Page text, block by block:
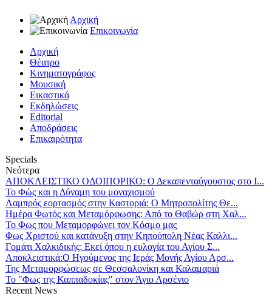
Αρχική
Επικοινωνία
Αρχική
Θέατρο
Κινηματογράφος
Μουσική
Εικαστικά
Εκδηλώσεις
Editorial
Αποδράσεις
Επικαιρότητα
Specials
Νεότερα
ΑΠΟΚΛΕΙΣΤΙΚΟ ΟΔΟΙΠΟΡΙΚΟ: Ο Δεκαπενταύγουστος στο Ι...
Το Φώς και η Δύναμη του μοναχισμού
Λαμπρός εορτασμός στην Καστοριά: Ο Μητροπολίτης Θε...
Ημέρα Φωτός και Μεταμόρφωσης: Από το Θαβώρ στη Χαλ...
Το Φως που Μεταμορφώνει τον Κόσμο μας
Φως Χριστού και κατάνυξη στην Κηπούπολη Νέας Καλλι...
Γομάτι Χαλκιδικής: Εκεί όπου η ευλογία του Αγίου Σ...
Αποκλειστικά:Ο Ηγούμενος της Ιεράς Μονής Αγίου Αρσ...
Της Μεταμορφώσεως σε Θεσσαλονίκη και Καλαμαριά
Το "Φως της Καππαδοκίας" στον Άγιο Αρσένιο
Recent News